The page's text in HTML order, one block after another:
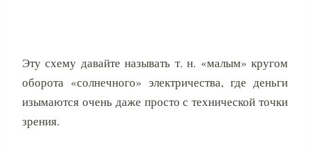
Эту схему давайте называть т. н. «малым» кругом
оборота «солнечного» электричества, где деньги
изымаются очень даже просто с технической точки
зрения.